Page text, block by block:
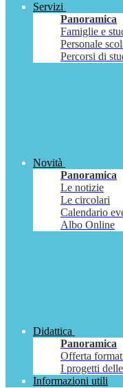
Servizi
Panoramica
Famiglie e
Personale
Percorsi di
Novità
Panoramica
Le notizie
Le circolari
Calendario
Albo Online
Didattica
Panoramica
Offerta
I progetti
Informazioni utili